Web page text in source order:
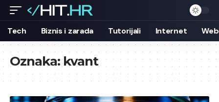
Tech Biznis i zarada Tutorijali Internet
Oznaka:kvant